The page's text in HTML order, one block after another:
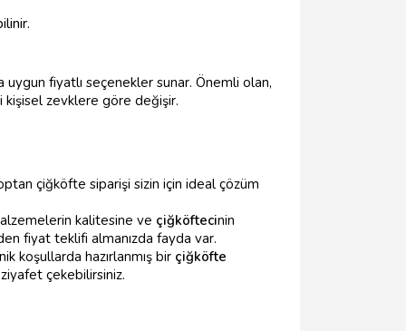
fiyatlı seçenekler sunar. Önemli olan,
zevklere göre değişir.
çiğköfte siparişi sizin için ideal çözüm
kalitesine ve çiğköftecinin
fiyat teklifi almanızda fayda var.
koşullarda hazırlanmış bir çiğköfte
çekebilirsiniz.